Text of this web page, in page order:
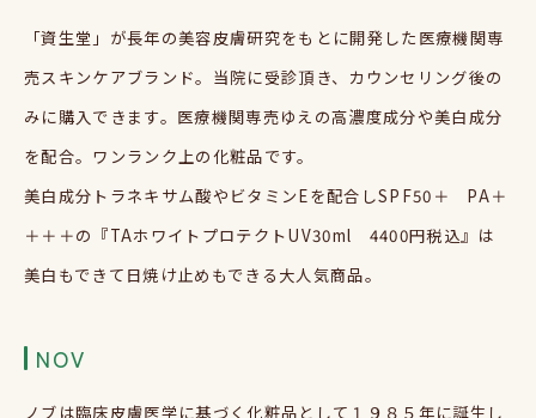
「資生堂」が長年の美容皮膚研究をもとに開発した医療機関専
売スキンケアブランド。当院に受診頂き、カウンセリング後の
みに購入できます。医療機関専売ゆえの高濃度成分や美白成分
を配合。ワンランク上の化粧品です。
美白成分トラネキサム酸やビタミンEを配合しSPF50 ＋ PA＋
＋＋＋の『TAホワイトプロテクトUV30ml 4400円税込』は
美白もできて日焼け止めもできる大人気商品。
NOV
ノブは臨床皮膚医学に基づく化粧品として１９８５年に誕生し